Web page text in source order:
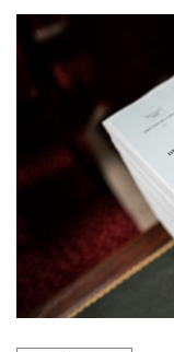
En déposant 23